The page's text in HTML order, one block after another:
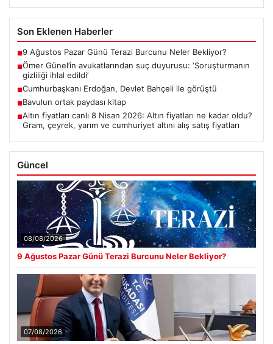
Son Eklenen Haberler
■9 Ağustos Pazar Günü Terazi Burcunu Neler Bekliyor?
■Ömer Günel’in avukatlarından suç duyurusu: ‘Soruşturmanın
gizliliği ihlal edildi’
■Cumhurbaşkanı Erdoğan, Devlet Bahçeli ile görüştü
■Bavulun ortak paydası kitap
■Altın fiyatları canlı 8 Nisan 2026: Altın fiyatları ne kadar oldu?
Gram, çeyrek, yarım ve cumhuriyet altını alış satış fiyatları
Güncel
08/08/2026
9 Ağustos Pazar Günü Terazi Burcunu Neler Bekliyor?
07/08/2026